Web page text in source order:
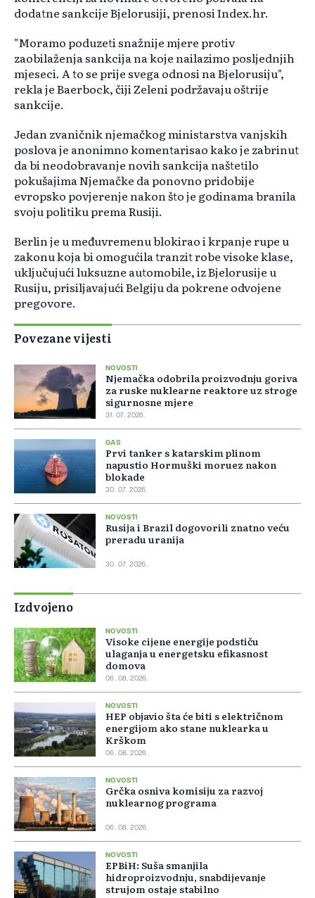
dodatne sankcije Bjelorusiji, prenosi Index.hr.
"Moramo poduzeti snažnije mjere protiv
zaobilaženja sankcija na koje nailazimo posljednjih
mjeseci. A to se prije svega odnosi na Bjelorusiju",
rekla je Baerbock, čiji Zeleni podržavaju oštrije
sankcije.
Jedan zvaničnik njemačkog ministarstva vanjskih
poslova je anonimno komentarisao kako je zabrinut
da bi neodobravanje novih sankcija naštetilo
pokušajima Njemačke da ponovno pridobije
evropsko povjerenje nakon što je godinama branila
svoju politiku prema Rusiji.
Berlin je u međuvremenu blokirao i krpanje rupe u
zakonu koja bi omogućila tranzit robe visoke klase,
uključujući luksuzne automobile, iz Bjelorusije u
Rusiju, prisiljavajući Belgiju da pokrene odvojene
pregovore.
Povezane vijesti
NOVOSTI
Njemačka odobrila proizvodnju goriva
za ruske nuklearne reaktore uz stroge
sigurnosne mjere
31. 07. 2026.
GAS
Prvi tanker s katarskim plinom
napustio Hormuški moruez nakon
blokade
30. 07. 2026.
NOVOSTI
Rusija i Brazil dogovorili znatno veću
preradu uranija
30. 07. 2026.
Izdvojeno
NOVOSTI
Visoke cijene energije podstiču
ulaganja u energetsku efikasnost
domova
06. 08. 2026.
NOVOSTI
HEP objavio šta će biti s električnom
energijom ako stane nuklearka u
Krškom
06. 08. 2026.
NOVOSTI
Grčka osniva komisiju za razvoj
nuklearnog programa
06. 08. 2026.
NOVOSTI
EPBiH: Suša smanjila
hidroproizvodnju, snabdijevanje
strujom ostaje stabilno